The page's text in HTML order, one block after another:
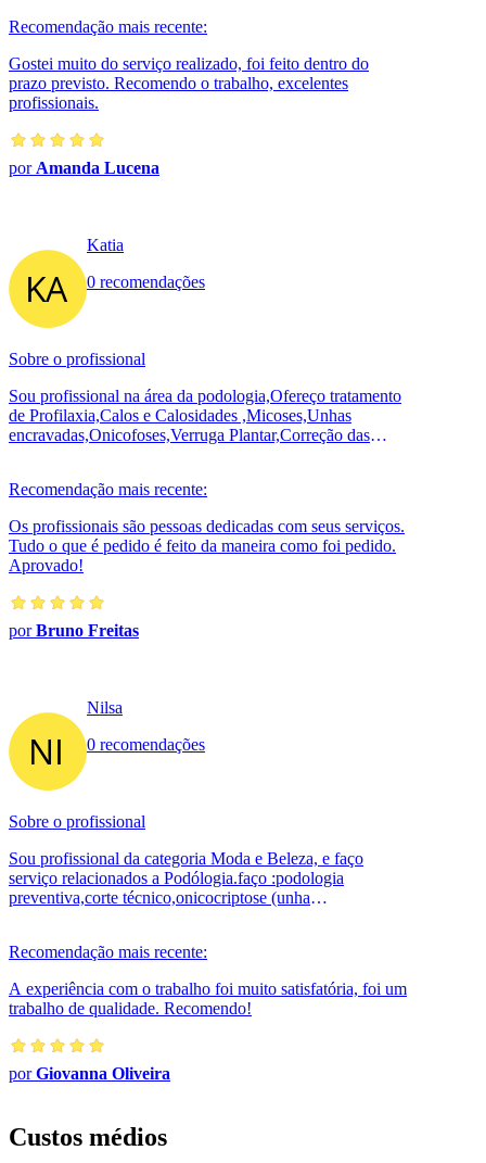
Recomendação mais recente:
Gostei muito do serviço realizado, foi feito dentro do
prazo previsto. Recomendo o trabalho, excelentes
profissionais.
por Amanda Lucena
Katia
0 recomendações
Sobre o profissional
Sou profissional na área da podologia,Ofereço tratamento
de Profilaxia,Calos e Calosidades ,Micoses,Unhas
encravadas,Onicofoses,Verruga Plantar,Correção das
Recomendação mais recente:
Os profissionais são pessoas dedicadas com seus serviços.
Tudo o que é pedido é feito da maneira como foi pedido.
Aprovado!
porBruno Freitas
Nilsa
0 recomendações
Sobre o profissional
Sou profissional da categoria Moda e Beleza, e faço
serviço relacionados a Podólogia.faço :podologia
preventiva,corte técnico,onicocriptose (unha
Recomendação mais recente:
A experiência com o trabalho foi muito satisfatória, foi um
trabalho de qualidade. Recomendo!
porGiovanna Oliveira
Custos médios